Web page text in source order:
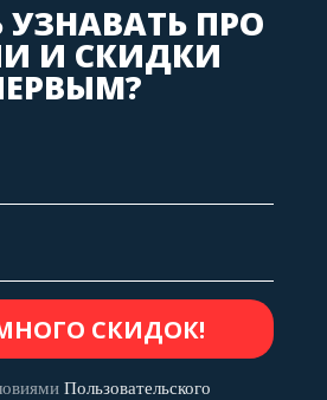
ПРО
И СКИДКИ
Пользовательского